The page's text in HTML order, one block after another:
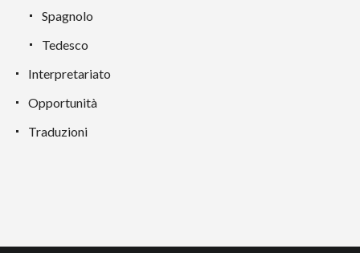
Spagnolo
Tedesco
Interpretariato
Opportunità
Traduzioni